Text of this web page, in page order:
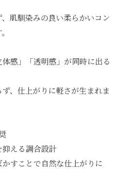
肌馴染みの良い柔らかいコン
感」「透明感」が同時に出る
、仕上がりに軽さが生まれま
える調合設計
すことで自然な仕上がりに